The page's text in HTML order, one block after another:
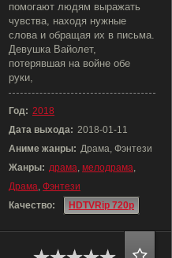
помогают людям выражать
чувства, находя нужные
слова и обращая их в письма.
Девушка Вайолет,
потерявшая на войне обе
руки,
Год: 2018
Дата выхода: 2018-01-11
Аниме жанры: Драма, Фэнтези
Жанры: драма, мелодрама,
Драма, Фэнтези
Качество:
HDTVRip 720p